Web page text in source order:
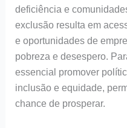
deficiência e
exclusão resulta em
e oportunidades de
pobreza e desespero.
essencial promover
inclusão e equidade,
chance de prosperar.